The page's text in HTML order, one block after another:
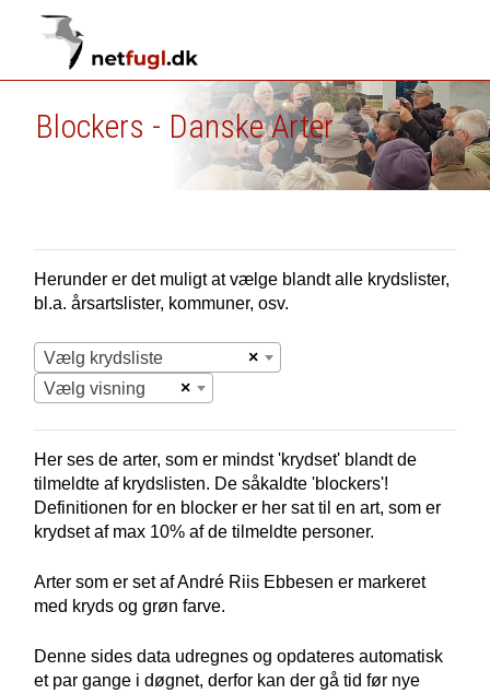
Blockers - Danske Arter
Herunder er det muligt at vælge blandt alle krydslister,
bl.a. årsartslister, kommuner, osv.
×
Vælg krydsliste
×
Vælg visning
Her ses de arter, som er mindst 'krydset' blandt de
tilmeldte af krydslisten. De såkaldte 'blockers'!
Definitionen for en blocker er her sat til en art, som er
krydset af max 10% af de tilmeldte personer.
Arter som er set af André Riis Ebbesen er markeret
med kryds og grøn farve.
Denne sides data udregnes og opdateres automatisk
et par gange i døgnet, derfor kan der gå tid før nye